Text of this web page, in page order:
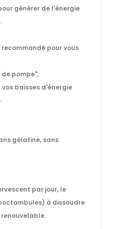
générer de l'énergie
recommandé pour vous
pompe",
baisses d'énergie
gélatine, sans
par jour, le
à dissoudre
renouvelable.